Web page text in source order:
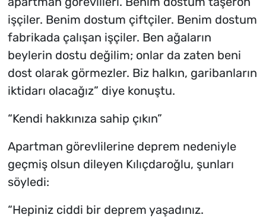
işçiler. Benim dostum çiftçiler. Benim dostum
fabrikada çalışan işçiler. Ben ağaların
beylerin dostu değilim; onlar da zaten beni
dost olarak görmezler. Biz halkın, garibanların
iktidarı olacağız” diye konuştu.
“Kendi hakkınıza sahip çıkın”
Apartman görevlilerine deprem nedeniyle
geçmiş olsun dileyen Kılıçdaroğlu, şunları
söyledi:
“Hepiniz ciddi bir deprem yaşadınız.